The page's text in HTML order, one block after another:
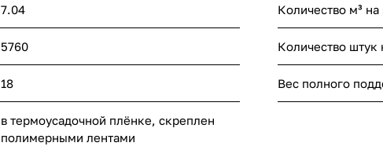
7.04 Количество м³
5760 Количество штук
18 Вес полного
в термоусадочной плёнке, скреплен
полимерными лентами